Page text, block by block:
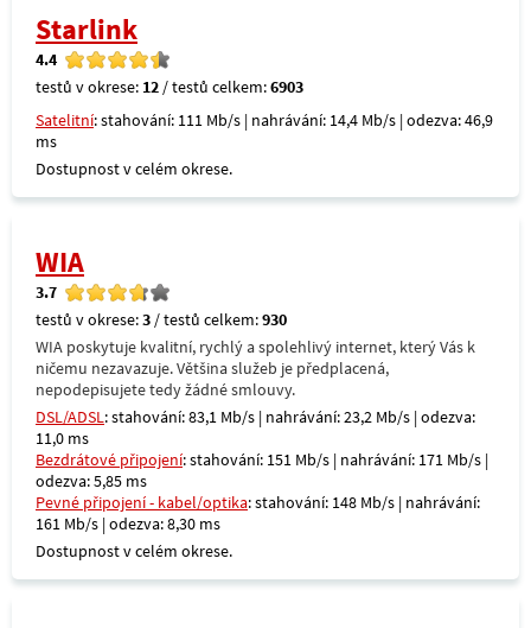
Starlink
4.4
testů v okrese: 12 / testů celkem:6903
Satelitní: stahování: 111 Mb/s | nahrávání: 14,4 Mb/s | odezva: 46,9
ms
Dostupnost v celém okrese.
WIA
3.7
testů v okrese:3 / testů celkem:930
WIA poskytuje kvalitní, rychlý a spolehlivý internet, který Vás k
ničemu nezavazuje. Většina služeb je předplacená,
nepodepisujete tedy žádné smlouvy.
DSL/ADSL: stahování: 83,1 Mb/s | nahrávání: 23,2 Mb/s | odezva:
11,0 ms
Bezdrátové připojení: stahování: 151 Mb/s | nahrávání: 171 Mb/s |
odezva: 5,85 ms
Pevné připojení - kabel/optika: stahování: 148 Mb/s | nahrávání:
161 Mb/s | odezva: 8,30 ms
Dostupnost v celém okrese.